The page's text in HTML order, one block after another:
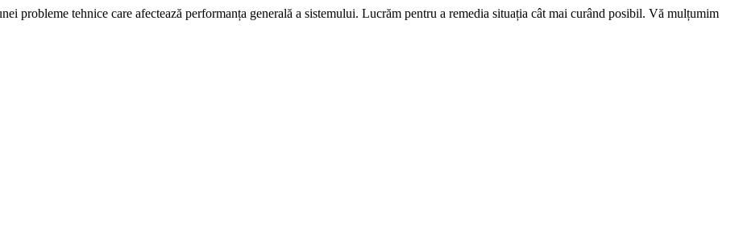
probleme tehnice care afectează performanța generală a sistemului. Lucrăm pentru a remedia situația cât mai curând posibil. Vă mulțumim